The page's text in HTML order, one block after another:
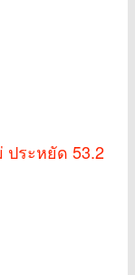
ประหยัด 53.2